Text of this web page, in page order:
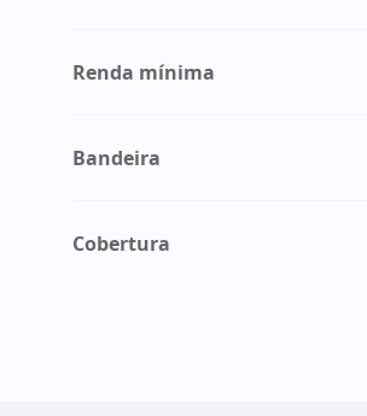
Renda mínima
Bandeira
Cobertura